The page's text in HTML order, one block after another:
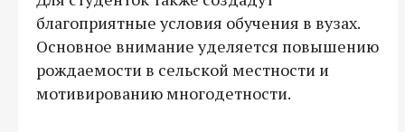
благоприятные условия обучения в вузах.
Основное внимание уделяется повышению
рождаемости в сельской местности и
мотивированию многодетности.